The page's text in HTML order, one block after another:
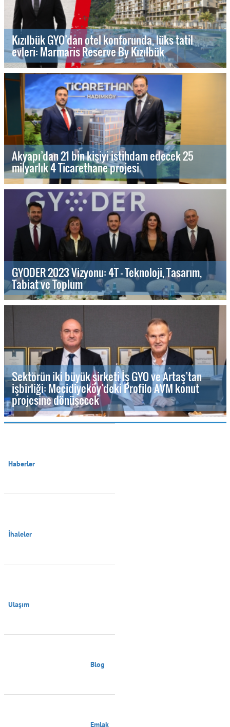
Kızılbük GYO’dan otel konforunda, lüks tatil
evleri: Marmaris Reserve By Kızılbük
Akyapı’dan 21 bin kişiyi istihdam edecek 25
milyarlık 4 Ticarethane projesi
GYODER 2023 Vizyonu: 4T - Teknoloji, Tasarım,
Tabiat ve Toplum
Sektörün iki büyük şirketi İş GYO ve Artaş’tan
işbirliği: Mecidiyeköy’deki Profilo AVM konut
projesine dönüşecek
Haberler
İhaleler
Ulaşım